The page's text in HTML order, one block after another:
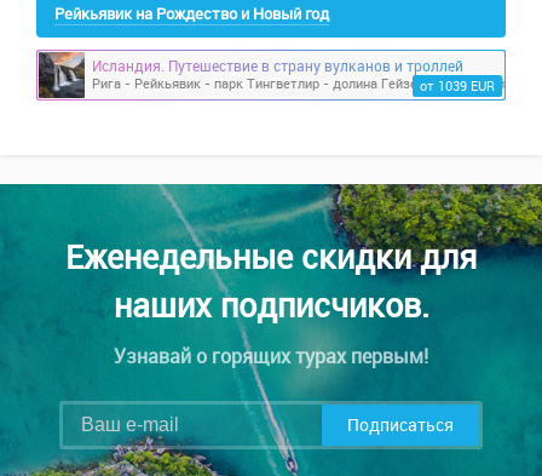
Рейкьявик на Рождество и Новый год
Исландия. Путешествие в страну вулканов и троллей
от 1039 EUR
Еженедельные скидки для
наших подписчиков.
Узнавай о горящих турах первым!
Подписаться